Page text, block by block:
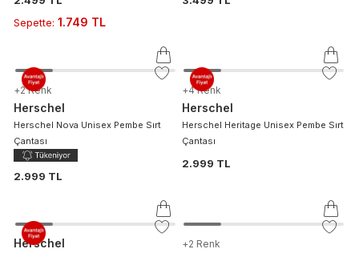
2.499 TL
Sepette: 1.749 TL
3.499 TL
+ 2 Renk
Herschel
Herschel Nova Unisex Pembe Sırt
Çantası
2.999 TL
+ 4 Renk
Herschel
Herschel Heritage Unisex Pembe Sırt
Çantası
2.999 TL
Herschel + 2 Renk